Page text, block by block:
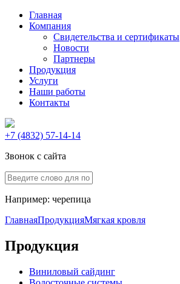
Главная
Компания
Свидетельства и сертификаты
Новости
Партнеры
Продукция
Услуги
Наши работы
Контакты
+7 (4832) 57-14-14
Звонок с сайта
Например: черепица
ГлавнаяПродукцияМягкая кровля
Продукция
Виниловый сайдинг